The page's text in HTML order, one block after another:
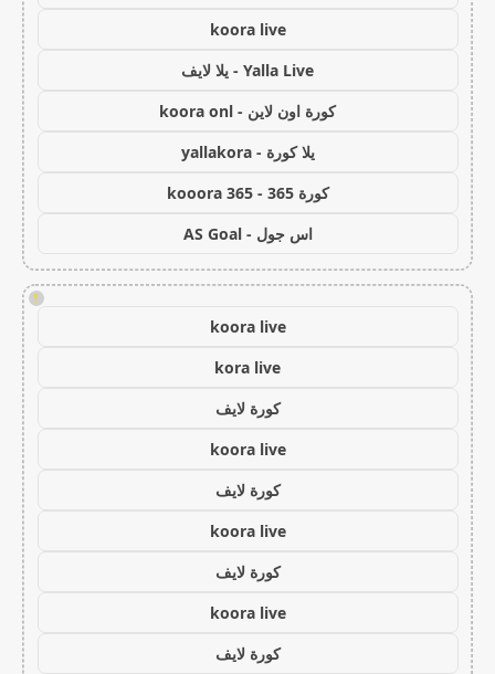
koora live
Yalla Live - يلا لايف
كورة اون لاين - koora onl
يلا كورة - yallakora
كورة 365 - kooora 365
اس جول - AS Goal
!
koora live
kora live
كورة لايف
koora live
كورة لايف
koora live
كورة لايف
koora live
كورة لايف